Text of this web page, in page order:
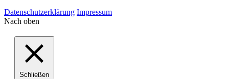
Datenschutzerklärung Impressum
Nach oben
Schließen